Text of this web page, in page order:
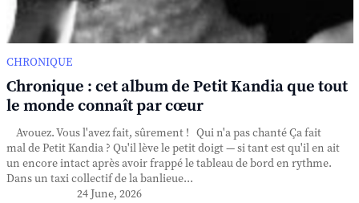
CHRONIQUE
Chronique : cet album de Petit Kandia que tout
le monde connaît par cœur
Avouez. Vous l'avez fait, sûrement ! Qui n'a pas chanté Ça fait
mal de Petit Kandia ? Qu'il lève le petit doigt — si tant est qu'il en ait
un encore intact après avoir frappé le tableau de bord en rythme.
Dans un taxi collectif de la banlieue...
24 June, 2026